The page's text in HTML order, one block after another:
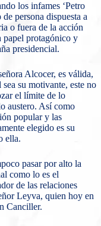
los infames ‘Petro
persona dispuesta a
o fuera de la acción
papel protagónico y
presidencial.
Alcocer, es válida,
su motivante, este no
el límite de lo
austero. Así como
popular y las
elegido es su
ella.
pasar por alto la
como lo es el
de las relaciones
Leyva, quien hoy en
Canciller.